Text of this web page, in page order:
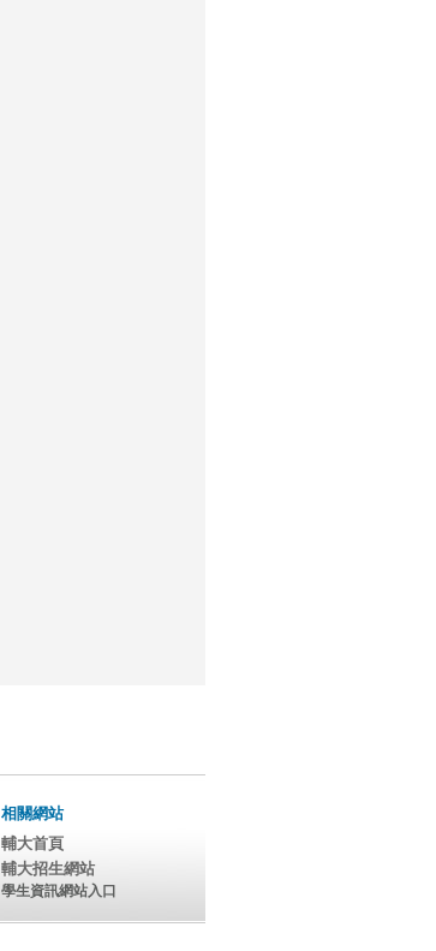
相關網站
輔大首頁
輔大招生網站
學生資訊網站入口